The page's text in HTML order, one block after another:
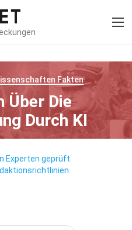
Fakten
Über Die
Durch KI
Experten geprüft